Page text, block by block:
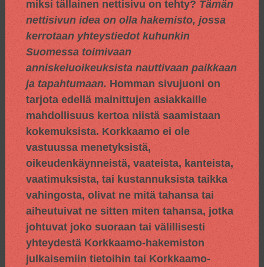
miksi tällainen nettisivu on tehty? Tämän
nettisivun idea on olla hakemisto, jossa
kerrotaan yhteystiedot kuhunkin
Suomessa toimivaan
anniskeluoikeuksista nauttivaan paikkaan
ja tapahtumaan. Homman sivujuoni on
tarjota edellä mainittujen asiakkaille
mahdollisuus kertoa niistä saamistaan
kokemuksista. Korkkaamo ei ole
vastuussa menetyksistä,
oikeudenkäynneistä, vaateista, kanteista,
vaatimuksista, tai kustannuksista taikka
vahingosta, olivat ne mitä tahansa tai
aiheutuivat ne sitten miten tahansa, jotka
johtuvat joko suoraan tai välillisesti
yhteydestä Korkkaamo-hakemiston
julkaisemiin tietoihin tai Korkkaamo-